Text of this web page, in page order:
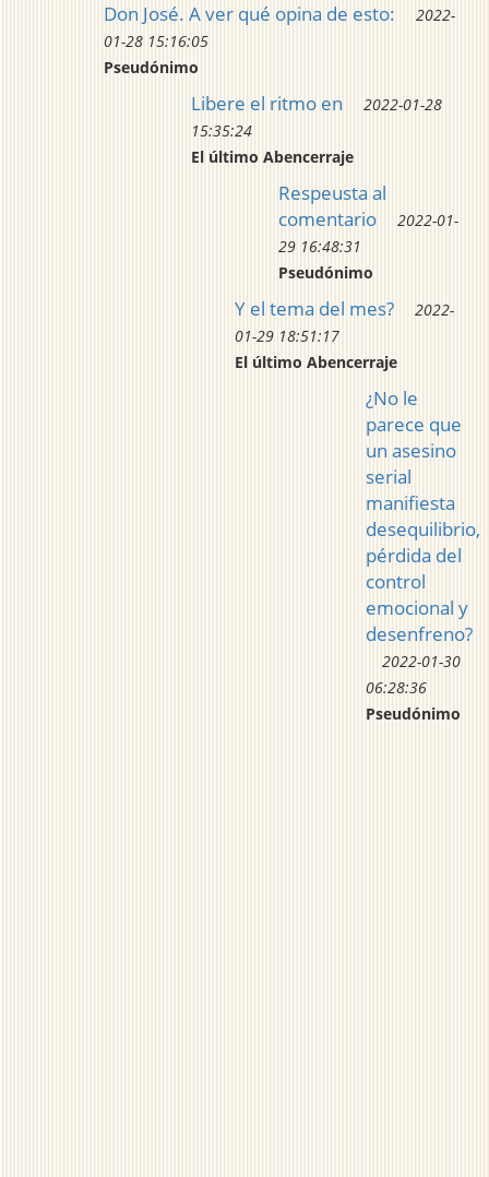
Don José. A ver qué opina de esto:
2022-
01-28 15:16:05
Pseudónimo
Libere el ritmo en
2022-01-28
15:35:24
El último Abencerraje
Respeusta al
comentario
2022-01-
29 16:48:31
Pseudónimo
Y el tema del mes?
2022-
01-29 18:51:17
El último Abencerraje
¿No le
parece que
un asesino
serial
manifiesta
desequilibrio,
pérdida del
control
emocional y
desenfreno?
2022-01-30
06:28:36
Pseudónimo